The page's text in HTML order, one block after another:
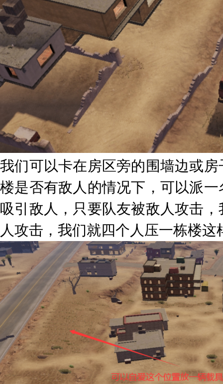
我们可以卡在房区旁的围墙边或
楼是否有敌人的情况下，可以派
吸引敌人，只要队友被敌人攻击
人攻击，我们就四个人压一栋楼这